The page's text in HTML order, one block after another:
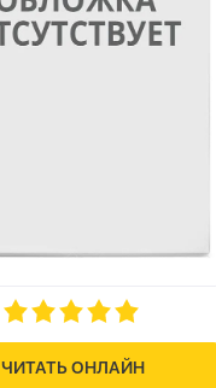
ЧИТАТЬ ОНЛАЙН